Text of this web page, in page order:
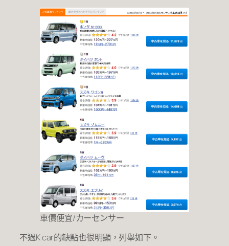
車價便宜/カーセンサー
不過K car的缺點也很明顯，列舉如下。